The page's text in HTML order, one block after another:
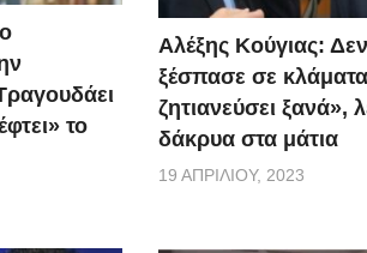
με 2 ελικόπτερα SAR. Για τον
ότι από δύο
μαζί της και παρασύρθηκαν από
τον εντοπισμό του. Η
τα πλημμυρικά φαινόμενα, να είναι
πιστά τις υποδείξεις των
το
Αλέξης Κούγιας: Δεν
ξέσπασε σε
ζητιανεύσει ξανά»,
δάκρυα στα μάτια
19 ΑΠΡΙΛΊΟΥ, 2023